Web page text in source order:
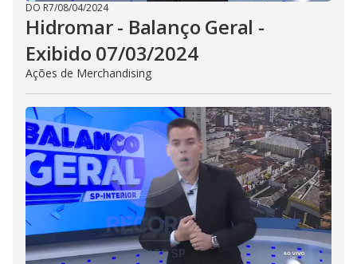
DO R7/08/04/2024
Hidromar - Balanço Geral -
Exibido 07/03/2024
Ações de Merchandising